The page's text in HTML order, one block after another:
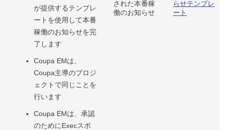
が提供するテンプレ
ートを使用して本番
稼働のお知らせを完
了します
Coupa EMは、
Coupa主導のプロジ
ェクトで同じことを
行います
Coupa EMは、承認
のためにExecスポ
された本番稼
働のお知らせ
らせテンプレ
ート